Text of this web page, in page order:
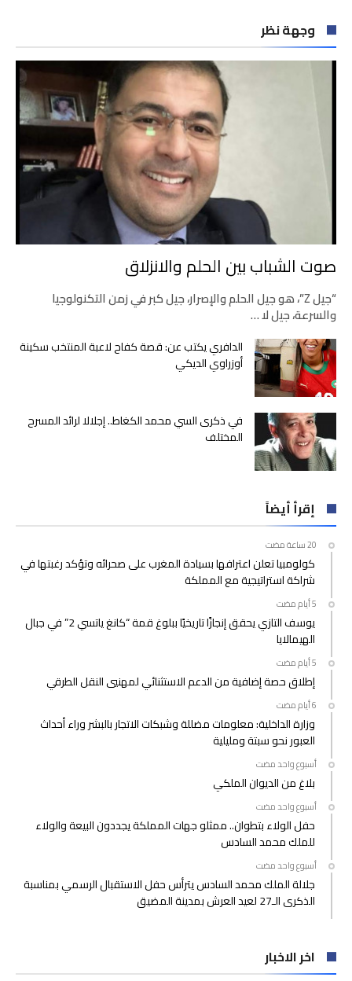
وجهة نظر
صوت الشباب بين الحلم والانزلاق
“جيل Z”، هو جيل الحلم والإصرار، جيل كبر في زمن التكنولوجيا
والسرعة، جيل لا …
الدافري يكتب عن: قصة كفاح لاعبة المنتخب سكينة
أوزراوي الديكي
في ذكرى السي محمد الكغاط.. إجلالا لرائد المسرح
المختلف
إقرأ أيضاً
كولومبيا تعلن اعترافها بسيادة المغرب على صحرائه وتؤكد رغبتها في
شراكة استراتيجية مع المملكة
يوسف التازي يحقق إنجازًا تاريخيًا ببلوغ قمة “كانغ ياتسي 2” في جبال
الهيمالايا
إطلاق حصة إضافية من الدعم الاستثنائي لمهنيي النقل الطرقي
وزارة الداخلية: معلومات مضللة وشبكات الاتجار بالبشر وراء أحداث
العبور نحو سبتة ومليلية
‫‫‫‏‫أسبوع واحد مضت‬
بلاغ من الديوان الملكي
‫‫‫‏‫أسبوع واحد مضت‬
حفل الولاء بتطوان.. ممثلو جهات المملكة يجددون البيعة والولاء
للملك محمد السادس
‫‫‫‏‫أسبوع واحد مضت‬
جلالة الملك محمد السادس يترأس حفل الاستقبال الرسمي بمناسبة
الذكرى الـ27 لعيد العرش بمدينة المضيق
اخر الاخبار